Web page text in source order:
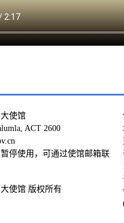
使馆
ACT 2600
停使用，可通过使馆邮箱联
使馆 版权所有